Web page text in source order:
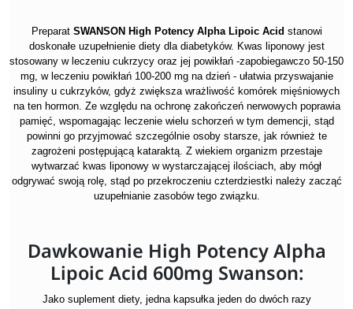
Preparat SWANSON High Potency Alpha Lipoic Acid stanowi
doskonałe uzupełnienie diety dla diabetyków. Kwas liponowy jest
stosowany w leczeniu cukrzycy oraz jej powikłań -zapobiegawczo 50-150
mg, w leczeniu powikłań 100-200 mg na dzień - ułatwia przyswajanie
insuliny u cukrzyków, gdyż zwiększa wrażliwość komórek mięśniowych
na ten hormon. Ze względu na ochronę zakończeń nerwowych poprawia
pamięć, wspomagając leczenie wielu schorzeń w tym demencji, stąd
powinni go przyjmować szczególnie osoby starsze, jak również te
zagrożeni postępującą kataraktą. Z wiekiem organizm przestaje
wytwarzać kwas liponowy w wystarczającej ilościach, aby mógł
odgrywać swoją rolę, stąd po przekroczeniu czterdziestki należy zacząć
uzupełnianie zasobów tego związku.
Dawkowanie High Potency Alpha
Lipoic Acid 600mg Swanson:
Jako suplement diety, jedna kapsułka jeden do dwóch razy